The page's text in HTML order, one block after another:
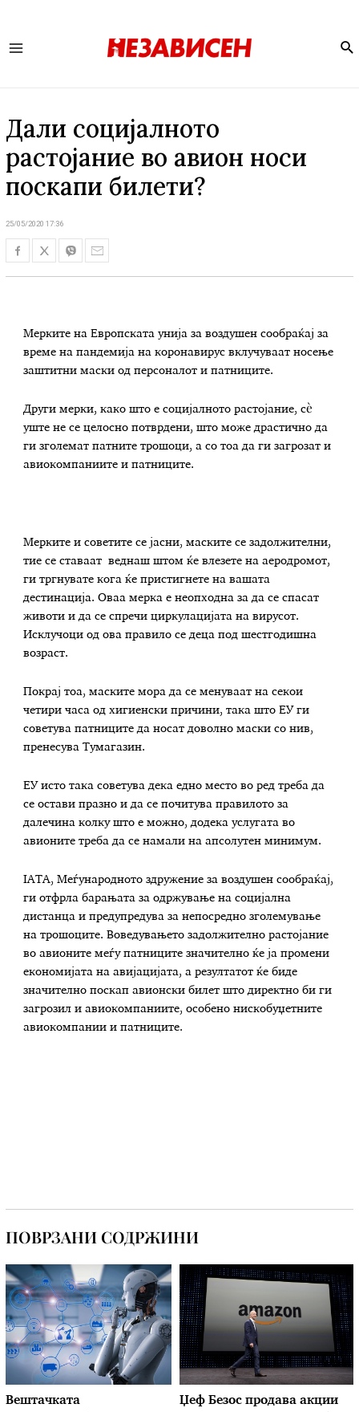
Дали социјалното
растојание во авион носи
поскапи билети?
25/05/2020 17:36
Мерките на Европската унија за воздушен сообраќај за
време на пандемија на коронавирус вклучуваат носење
заштитни маски од персоналот и патниците.
Други мерки, како што е социјалното растојание, сè
уште не се целосно потврдени, што може драстично да
ги зголемат патните трошоци, а со тоа да ги загрозат и
авиокомпаниите и патниците.
Мерките и советите се јасни, маските се задолжителни,
тие се ставаат веднаш штом ќе влезете на аеродромот,
ги тргнувате кога ќе пристигнете на вашата
дестинација. Оваа мерка е неопходна за да се спасат
животи и да се спречи циркулацијата на вирусот.
Исклучоци од ова правило се деца под шестгодишна
возраст.
Покрај тоа, маските мора да се менуваат на секои
четири часа од хигиенски причини, така што ЕУ ги
советува патниците да носат доволно маски со нив,
пренесува Тумагазин.
ЕУ исто така советува дека едно место во ред треба да
се остави празно и да се почитува правилото за
далечина колку што е можно, додека услугата во
авионите треба да се намали на апсолутен минимум.
IATA, Меѓународното здружение за воздушен сообраќај,
ги отфрла барањата за одржување на социјална
дистанца и предупредува за непосредно зголемување
на трошоците. Воведувањето задолжително растојание
во авионите меѓу патниците значително ќе ја промени
економијата на авијацијата, а резултатот ќе биде
значително поскап авионски билет што директно би ги
загрозил и авиокомпаниите, особено нискобуџетните
авиокомпании и патниците.
ПОВРЗАНИ СОДРЖИНИ
Вештачката
Џеф Безос продава акции